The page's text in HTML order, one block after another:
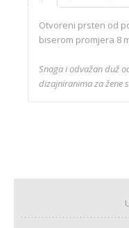
Otvoreni prsten od
biserom promjera 8
Snaga i odvažan duž
dizajniranima za žene